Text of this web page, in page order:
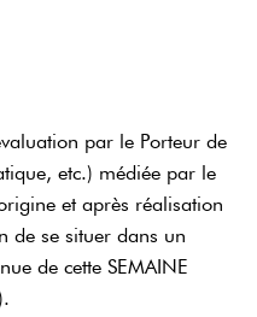
par le Porteur de
etc.) médiée par le
et après réalisation
de se situer dans un
de cette SEMAINE